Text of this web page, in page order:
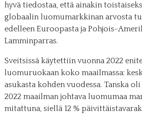
hyvä tiedostaa, että ainakin
globaalin luomumarkkinan arvosta
edelleen Euroopasta ja Pohjois-
Lamminparras.
Sveitsissä käytettiin vuonna 2022
luomuruokaan koko maailmassa:
asukasta kohden vuodessa. Tanska
2022 maailman johtava luomumaa
mitattuna, siellä 12 %